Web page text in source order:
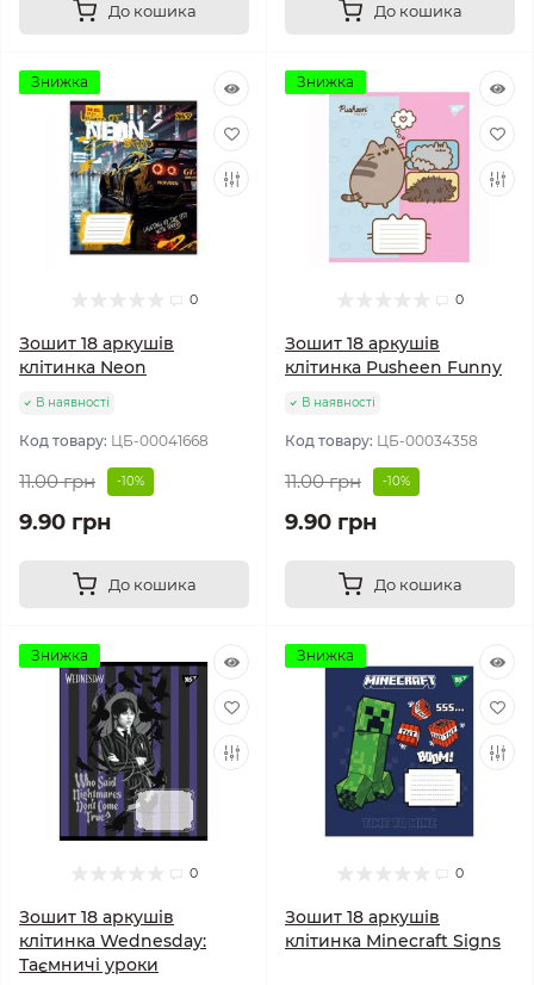
До кошика До кошика
Знижка
0
Зошит 18 аркушів
клітинка Neon
В наявності
Код товару: ЦБ-00041668
11.00 грн -10%
9.90 грн
До кошика
Знижка
0
Зошит 18 аркушів
клітинка Pusheen Funny
В наявності
Код товару: ЦБ-00034358
11.00 грн -10%
9.90 грн
До кошика
Знижка
0
Зошит 18 аркушів
клітинка Wednesday:
Таємничі уроки
Знижка
0
Зошит 18 аркушів
клітинка Minecraft Signs